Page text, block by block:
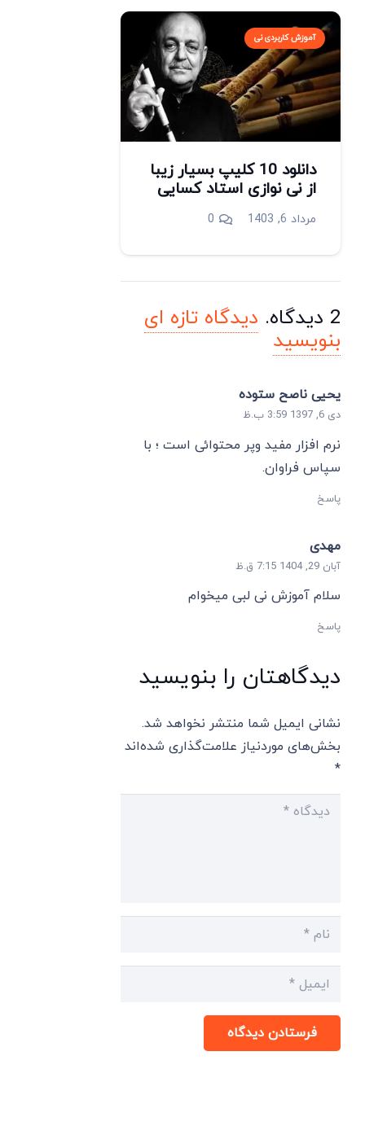
آموزش کاربردی نی
دانلود 10 کلیپ بسیار زیبا
از نی نوازی استاد کسایی
مرداد 6, 1403 0
2 دیدگاه. دیدگاه تازه ای
بنویسید
یحیی ناصح ستوده
دی 6, 1397 3:59 ب.ظ
نرم افزار مفید وپر محتوائی است ؛ با
سپاس فراوان.
پاسخ
مهدی
آبان 29, 1404 7:15 ق.ظ
سلام آموزش نی لبی میخوام
پاسخ
دیدگاهتان را بنویسید
نشانی ایمیل شما منتشر نخواهد شد.
بخش‌های موردنیاز علامت‌گذاری شده‌اند
*
فرستادن دیدگاه